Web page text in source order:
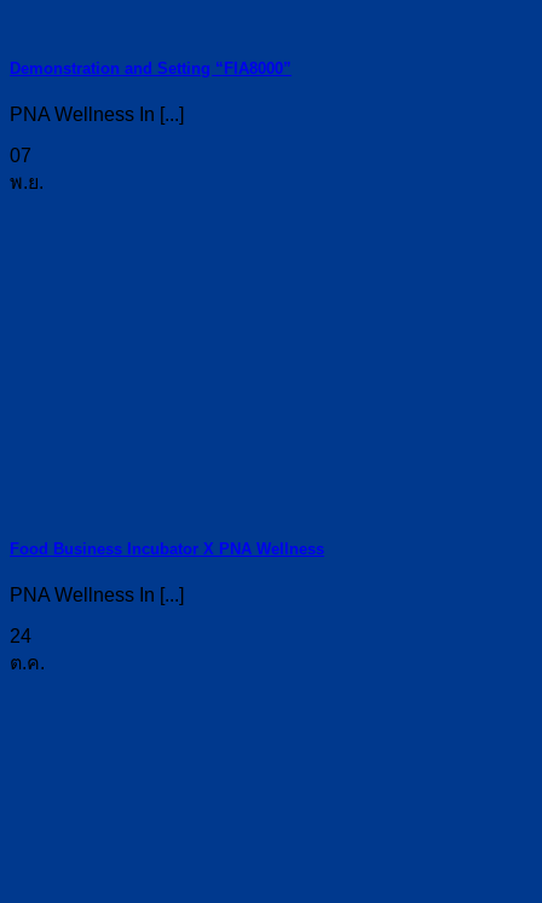
Demonstration and Setting “FIA8000”
PNA Wellness In [...]
07
พ.ย.
Food Business Incubator X PNA Wellness
PNA Wellness In [...]
24
ต.ค.